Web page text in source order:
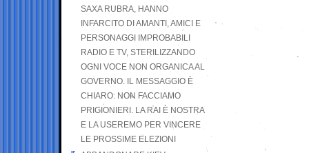
SAXA RUBRA, HANNO
INFARCITO DI AMANTI, AMICI E
PERSONAGGI IMPROBABILI
RADIO E TV, STERILIZZANDO
OGNI VOCE NON ORGANICA AL
GOVERNO. IL MESSAGGIO È
CHIARO: NON FACCIAMO
PRIGIONIERI. LA RAI È NOSTRA
E LA USEREMO PER VINCERE
LE PROSSIME ELEZIONI